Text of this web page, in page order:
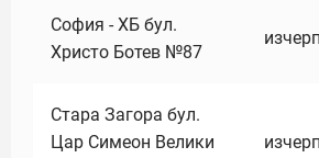
София - ХБ бул.
Христо Ботев №87
Стара Загора бул.
Цар Симеон Велики